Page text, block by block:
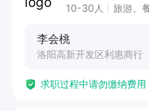
10-30人 旅游、
李会桃
洛阳高新开发区利惠商行
求职过程中请勿缴纳费用